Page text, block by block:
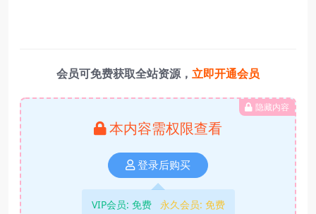
会员可免费获取全站资源， 立即开通会员
隐藏内容
本内容需权限查看
登录后购买
VIP会员: 免费 永久会员: 免费